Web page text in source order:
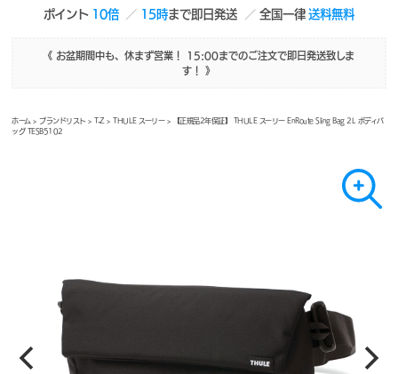
ポイント 10倍 15時まで即日発送 全国一律送料無料
《 お盆期間中も、休まず営業！ 15:00までのご注文で即日発送致しま
す！ 》
ホーム >ブランドリスト > T-Z > THULE スーリー> 【正規品2年保証】 THULE スーリー EnRoute Sling Bag 2L ボディバ
ッグ TESB5102